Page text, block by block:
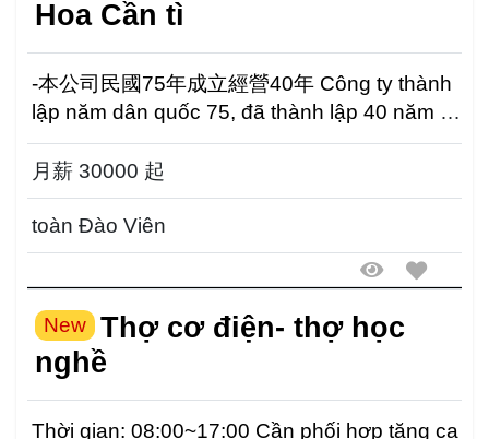
Hoa Cần tì
-本公司民國75年成立經營40年 Công ty thành
lập năm dân quốc 75, đã thành lập 40 năm -
中華國際商務清潔事業部 Bộ phận d...
月薪 30000 起
toàn Đào Viên
New
Thợ cơ điện- thợ học
nghề
Thời gian: 08:00~17:00 Cần phối hợp tăng ca